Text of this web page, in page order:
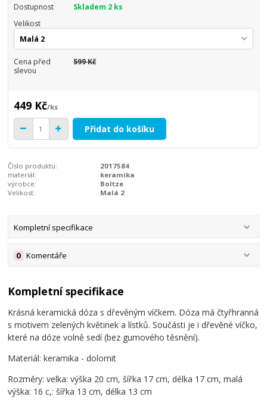
Dostupnost
Skladem 2 ks
Velikost
Cena před
slevou
599 Kč
449 Kč/ks
Přidat do košíku
Číslo produktu:
2017584
materiál:
keramika
výrobce:
Boltze
Velikost:
Malá 2
Kompletní specifikace
Komentáře
0
Kompletní specifikace
Krásná keramická dóza s dřevěným víčkem. Dóza má čtyřhranná
s motivem zelených květinek a lístků. Součásti je i dřevěné víčko,
které na dóze volně sedí (bez gumového těsnění).
Materiál: keramika - dolomit
Rozměry: velka: výška 20 cm, šířka 17 cm, délka 17 cm, malá
výška: 16 c,: šířka 13 cm, délka 13 cm